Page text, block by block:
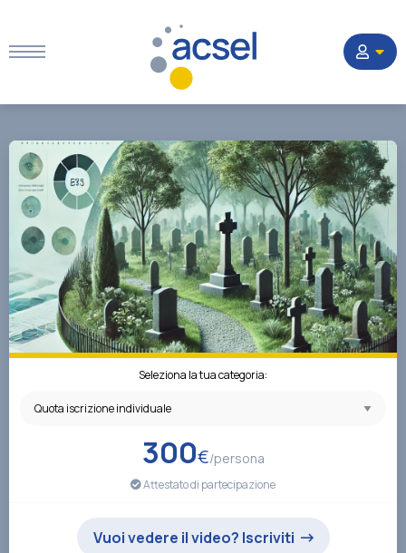
Settori
Corsi
Quesiti
La Società
Contatti
Seleziona la tua categoria:
300€/persona
Attestato di partecipazione
Vuoi vedere il video? Iscriviti